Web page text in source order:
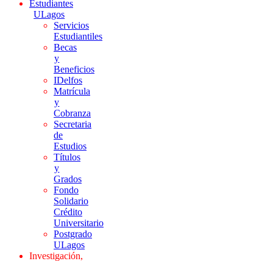
Estudiantes
ULagos
Servicios
Estudiantiles
Becas
y
Beneficios
IDelfos
Matrícula
y
Cobranza
Secretaria
de
Estudios
Títulos
y
Grados
Fondo
Solidario
Crédito
Universitario
Postgrado
ULagos
Investigación,